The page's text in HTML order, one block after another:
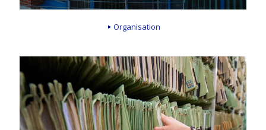
Organisation